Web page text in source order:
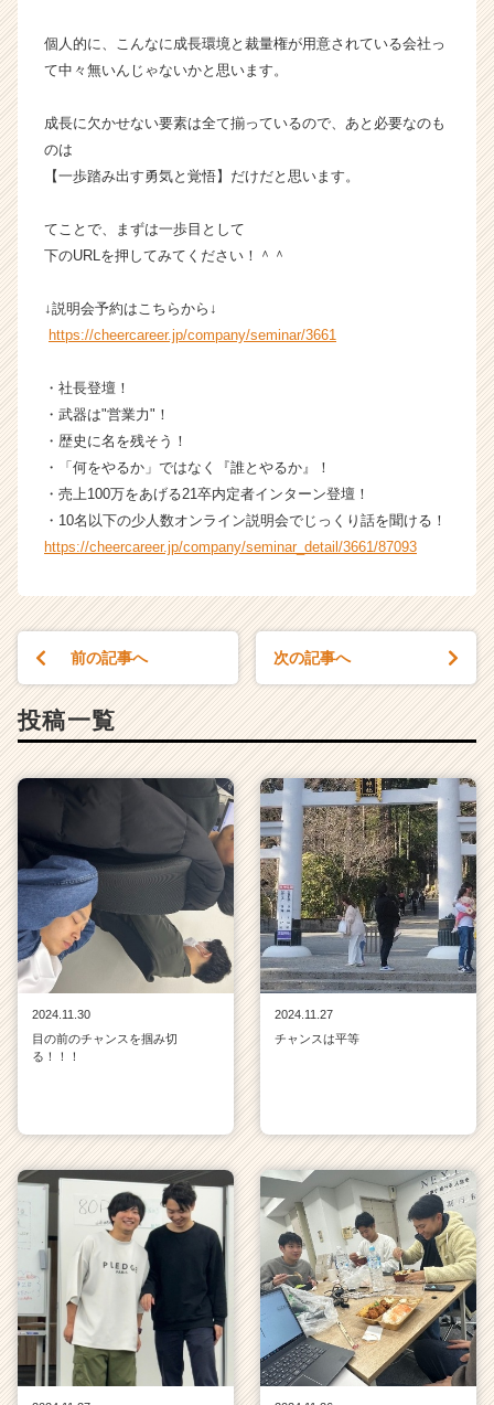
個人的に、こんなに成長環境と裁量権が用意されている会社っ
て中々無いんじゃないかと思います。
成長に欠かせない要素は全て揃っているので、あと必要なのも
のは
【一歩踏み出す勇気と覚悟】だけだと思います。
てことで、まずは一歩目として
下のURLを押してみてください！＾＾
↓説明会予約はこちらから↓
https://cheercareer.jp/company/seminar/3661
・社長登壇！
・武器は"営業力"！
・歴史に名を残そう！
・「何をやるか」ではなく『誰とやるか』！
・売上100万をあげる21卒内定者インターン登壇！
・10名以下の少人数オンライン説明会でじっくり話を聞ける！
https://cheercareer.jp/company/seminar_detail/3661/87093
前の記事へ 次の記事へ
投稿一覧
2024.11.30
目の前のチャンスを掴み切
る！！！
2024.11.27
チャンスは平等